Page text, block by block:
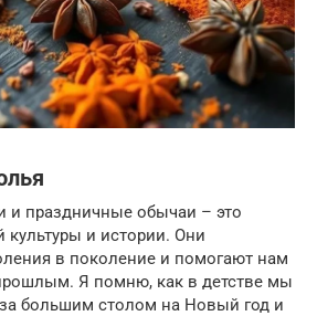
и праздничные обычаи – это
культуры и истории. Они
в поколение и помогают нам
Я помню, как в детстве мы
за большим столом на Новый год и